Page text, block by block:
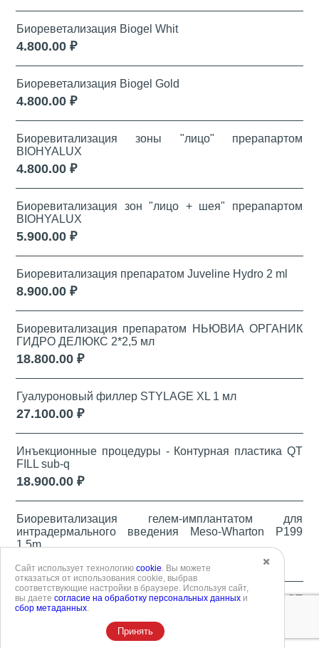
Биореветализация Biogel Whit
4.800.00 ₽
Биореветализация Biogel Gold
4.800.00 ₽
Биоревитализация зоны "лицо" прерапартом
BIOHYALUX
4.800.00 ₽
Биоревитализация зон "лицо + шея" прерапартом
BIOHYALUX
5.900.00 ₽
Биоревитализация препаратом Juveline Hydro 2 ml
8.900.00 ₽
Биоревитализация препаратом НЬЮВИА ОРГАНИК
ГИДРО ДЕЛЮКС 2*2,5 мл
18.800.00 ₽
Гуалуроновый филлер STYLAGE XL 1 мл
27.100.00 ₽
Инъекционные процедуры - Контурная пластика QT
FILL sub-q
18.900.00 ₽
Биоревитализация гелем-имплантатом для
интрадермального введения Meso-Wharton P199
1,5m
16.800.00 ₽
Инъекционные процедуры - Контурная пластика QT
FILL deep
✖️
Сайт использует технологию cookie. Вы можете
отказаться от использования cookie, выбрав
соответствующие настройки в браузере. Используя сайт,
вы даете согласие на обработку персональных данных и
сбор метаданных.
Принять